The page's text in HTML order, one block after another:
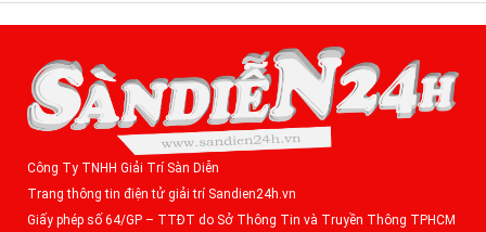
Công Ty TNHH Giải Trí Sàn Diễn
Trang thông tin điện tử giải trí Sandien24h.vn
Giấy phép số 64/GP – TTĐT do Sở Thông Tin và Truyền Thông TPHCM